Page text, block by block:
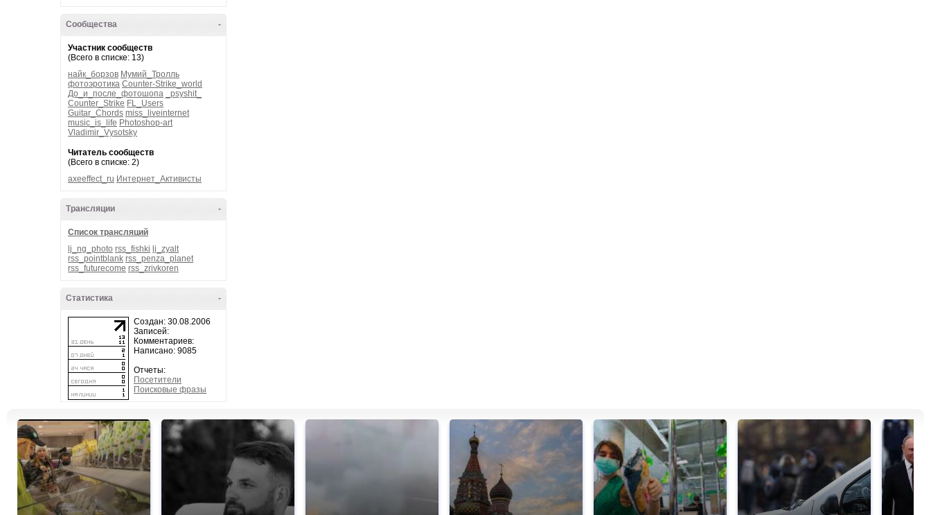
-
Сообщества
Участник сообществ
(Всего в списке: 13)
найк_борзов Мумий_Тролль
фотоэротика Counter-Strike_world
До_и_после_фотошопа
_psyshit_
Counter_Strike FL_Users
Guitar_Chords miss_liveinternet
music_is_life Photoshop-art
Vladimir_Vysotsky
Читатель сообществ
(Всего в списке: 2)
axeeffect_ru Интернет_Активисты
-
Трансляции
Список трансляций
lj_ng_photo rss_fishki lj_zyalt
rss_pointblank rss_penza_planet
rss_futurecome rss_zrivkoren
-
Статистика
Создан: 30.08.2006
Записей:
Комментариев:
Написано: 9085
Отчеты:
Посетители
Поисковые фразы